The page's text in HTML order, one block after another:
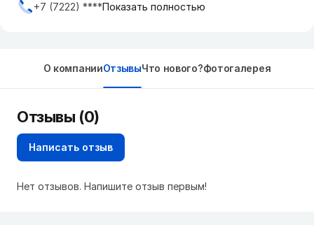
+7 (7222) ****Показать полностью
О компанииОтзывыЧто нового?Фотогалерея
Отзывы (0)
Написать отзыв
Нет отзывов. Напишите отзыв первым!